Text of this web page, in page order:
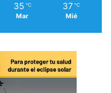
35 ℃
Mar
37 ℃
Mié